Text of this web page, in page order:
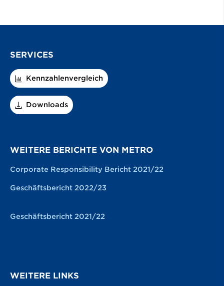
SERVICES
Kennzahlenvergleich
Downloads
WEITERE BERICHTE VON METRO
Corporate Responsibility Bericht 2021/22
Geschäftsbericht 2022/23
Geschäftsbericht 2021/22
WEITERE LINKS